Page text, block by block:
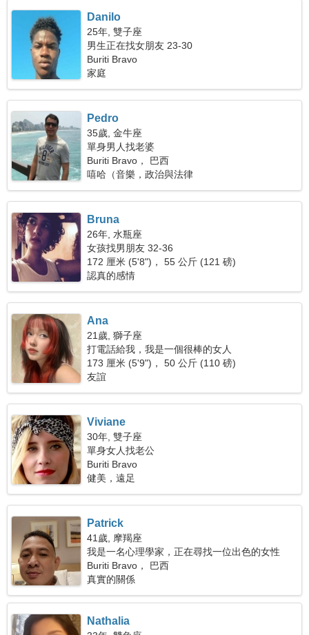
Danilo
25年, 雙子座
男生正在找女朋友 23-30
Buriti Bravo
家庭
Pedro
35歲, 金牛座
單身男人找老婆
Buriti Bravo， 巴西
嘻哈（音樂，政治與法律
Bruna
26年, 水瓶座
女孩找男朋友 32-36
172 厘米 (5'8")， 55 公斤 (121 磅)
認真的感情
Ana
21歲, 獅子座
打電話給我，我是一個很棒的女人
173 厘米 (5'9")， 50 公斤 (110 磅)
友誼
Viviane
30年, 雙子座
單身女人找老公
Buriti Bravo
健美，遠足
Patrick
41歲, 摩羯座
我是一名心理學家，正在尋找一位出色的女性
Buriti Bravo， 巴西
真實的關係
Nathalia